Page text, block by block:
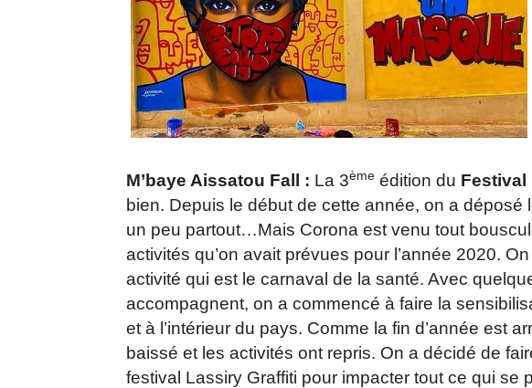
M’baye Aissatou Fall : La 3ème édition du Festival
bien. Depuis le début de cette année, on a déposé
un peu partout…Mais Corona est venu tout
activités qu’on avait prévues pour l’année 2020.
activité qui est le carnaval de la santé. Avec
accompagnent, on a commencé à faire la
et à l’intérieur du pays. Comme la fin d’année est
baissé et les activités ont repris. On a décidé de
festival Lassiry Graffiti pour impacter tout ce qui se